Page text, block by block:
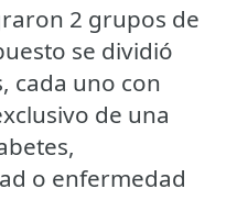
2 grupos de
se dividió
cada uno con
de una
o enfermedad